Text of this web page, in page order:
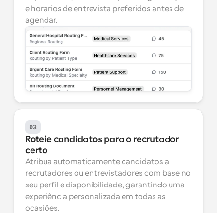
e horários de entrevista preferidos antes de
agendar.
03
Roteie candidatos para o recrutador
certo
Atribua automaticamente candidatos a
recrutadores ou entrevistadores com base no
seu perfil e disponibilidade, garantindo uma
experiência personalizada em todas as
ocasiões.